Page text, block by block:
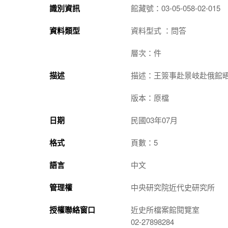
識別資訊 館藏號：03-05-058-02-015
資料類型 資料型式 ：問答
層次：件
描述 描述：王簽事赴景岐赴俄館
版本：原檔
日期 民國03年07月
格式 頁數：5
語言 中文
管理權 中央研究院近代史研究所
授權聯絡窗口
近史所檔案館閱覽室
02-27898284